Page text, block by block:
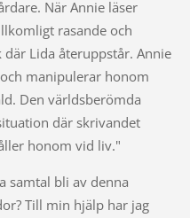
När Annie läser
rasande och
Lida återuppstår. Annie
manipulerar honom
Den världsberömda
där skrivandet
honom vid liv."
samtal bli av denna
Till min hjälp har jag